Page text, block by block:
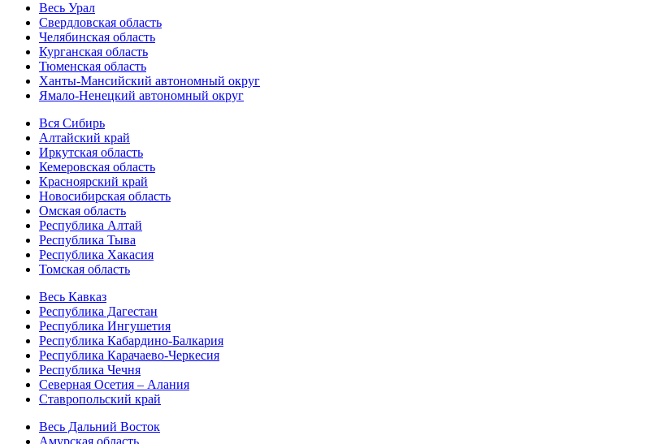
Весь Урал
Свердловская область
Челябинская область
Курганская область
Тюменская область
Ханты-Мансийский автономный округ
Ямало-Ненецкий автономный округ
Вся Сибирь
Алтайский край
Иркутская область
Кемеровская область
Красноярский край
Новосибирская область
Омская область
Республика Алтай
Республика Тыва
Республика Хакасия
Томская область
Весь Кавказ
Республика Дагестан
Республика Ингушетия
Республика Кабардино-Балкария
Республика Карачаево-Черкесия
Республика Чечня
Северная Осетия – Алания
Ставропольский край
Весь Дальний Восток
Амурская область